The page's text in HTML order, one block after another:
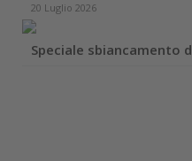
20 Luglio 2026
Speciale sbiancamento